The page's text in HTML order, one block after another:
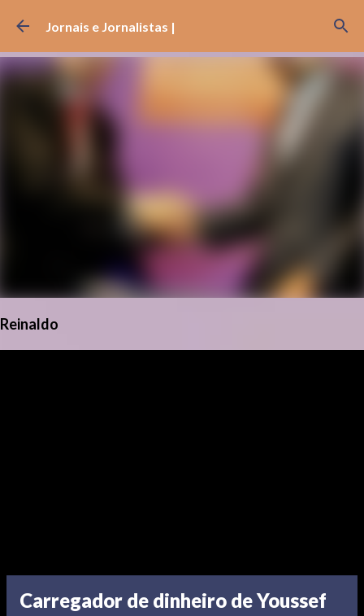
Pular para o conteúdo principal
Jornais e Jornalistas |
Reinaldo
Carregador de dinheiro de Youssef